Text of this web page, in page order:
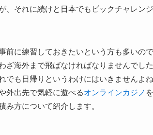
、それに続けと日本でもビックチャレン
前に練習しておきたいという方も多いの
ざ海外まで飛ばなければなりませんでし
でも日帰りというわけにはいきませんよ
外出先で気軽に遊べるオンラインカジノ
み方について紹介します。